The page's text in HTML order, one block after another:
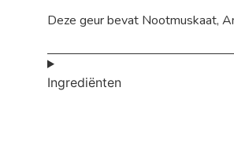
Deze geur bevat Nootmuskaat,
Ingrediënten